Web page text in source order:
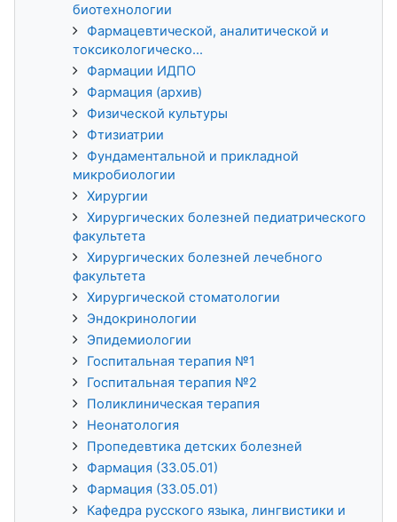
биотехнологии
Фармацевтической, аналитической и
токсикологическо...
Фармации ИДПО
Фармация (архив)
Физической культуры
Фтизиатрии
Фундаментальной и прикладной
микробиологии
Хирургии
Хирургических болезней педиатрического
факультета
Хирургических болезней лечебного
факультета
Хирургической стоматологии
Эндокринологии
Эпидемиологии
Госпитальная терапия №1
Госпитальная терапия №2
Поликлиническая терапия
Неонатология
Пропедевтика детских болезней
Фармация (33.05.01)
Фармация (33.05.01)
Кафедра русского языка, лингвистики и